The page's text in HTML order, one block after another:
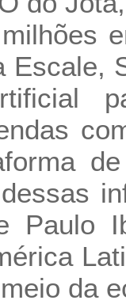
Escale,
Paulo
da